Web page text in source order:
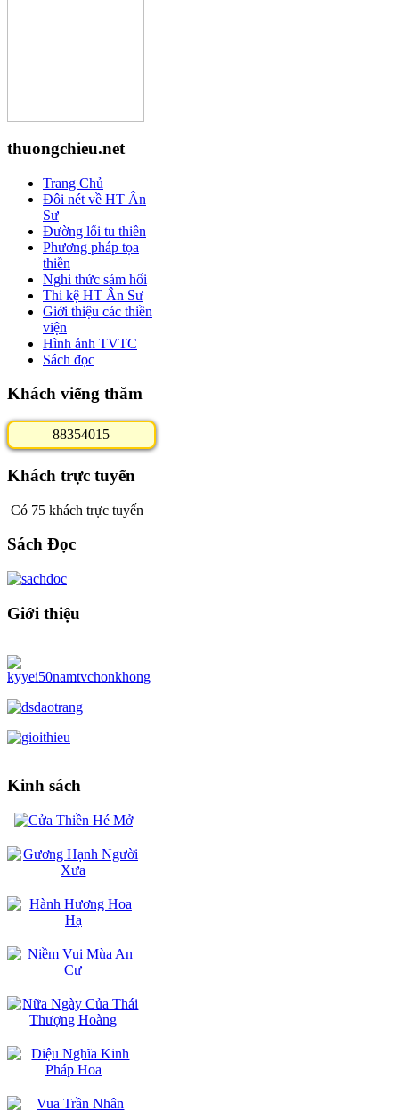
thuongchieu.net
Trang Chủ
Đôi nét về HT Ân
Sư
Đường lối tu thiền
Phương pháp tọa
thiền
Nghi thức sám hối
Thi kệ HT Ân Sư
Giới thiệu các thiền
viện
Hình ảnh TVTC
Sách đọc
Khách viếng thăm
8835401 5
Khách trực tuyến
Có 75 khách trực tuyến
Sách Đọc
Giới thiệu
Kinh sách